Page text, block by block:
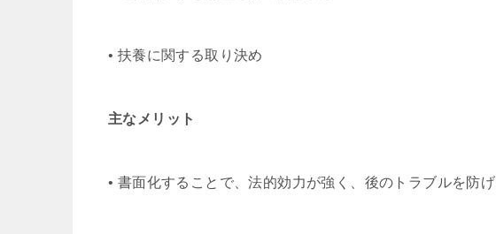
• 扶養に関する取り決め
主なメリット
• 書面化することで、法的効力が強く、後のトラブルを防げ